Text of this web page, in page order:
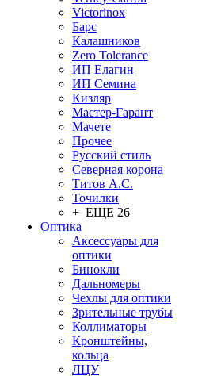
Victorinox
Барс
Калашников
Zero Tolerance
ИП Елагин
ИП Семина
Кизляр
Мастер-Гарант
Мачете
Прочее
Русский стиль
Северная корона
Титов А.С.
Точилки
+ ЕЩЕ 26
Оптика
Аксессуары для
оптики
Бинокли
Дальномеры
Чехлы для оптики
Зрительные трубы
Коллиматоры
Кронштейны,
кольца
ЛЦУ